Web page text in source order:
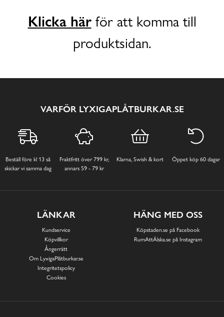
Klicka härför att komma till
produktsidan.
VARFÖR LYXIGAPLÅTBURKAR.SE
Beställ före kl 13 så
skickar vi samma dag
Fraktfritt över 799 kr,
annars 59 - 79 kr
Klarna, Swish & kort Öppet köp 60 dagar
LÄNKAR
Kundservice
Köpvillkor
Ångerrätt
Om LyxigaPlåtburkar.se
Integritetspolicy
Cookies
HÄNG MED OSS
Köpstaden.se på Facebook
RumAttÄlska.se på Instagram